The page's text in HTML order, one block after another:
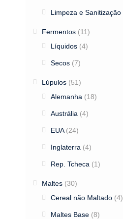
Limpeza e Sanitização
Fermentos (11)
Líquidos (4)
Secos (7)
Lúpulos (51)
Alemanha (18)
Austrália (4)
EUA (24)
Inglaterra (4)
Rep. Tcheca (1)
Maltes (30)
Cereal não Maltado (4)
Maltes Base (8)